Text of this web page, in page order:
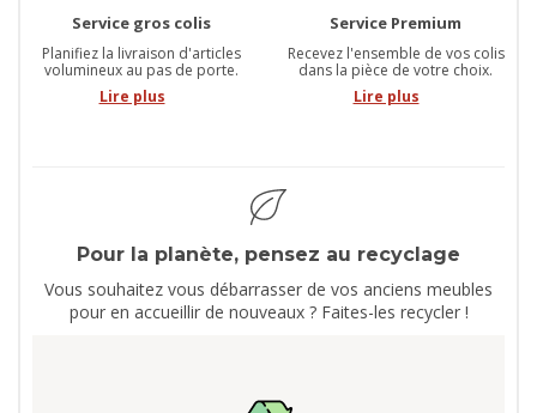
Service gros colis
Planifiez la livraison d'articles
volumineux au pas de porte.
Lire plus
Service Premium
Recevez l'ensemble de vos colis
dans la pièce de votre choix.
Lire plus
Pour la planète, pensez au recyclage
Vous souhaitez vous débarrasser de vos anciens meubles
pour en accueillir de nouveaux ? Faites-les recycler !